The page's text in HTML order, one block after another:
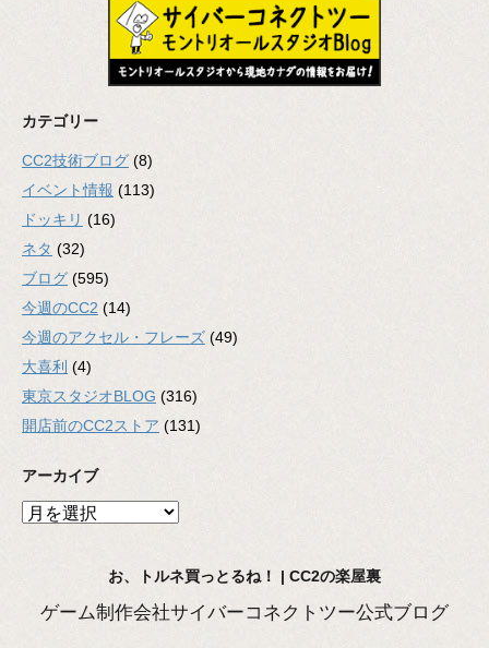
カテゴリー
CC2技術ブログ (8)
イベント情報 (113)
ドッキリ (16)
ネタ (32)
ブログ (595)
今週のCC2 (14)
今週のアクセル・フレーズ (49)
大喜利 (4)
東京スタジオBLOG (316)
開店前のCC2ストア (131)
アーカイブ
ア
お、トルネ買っとるね！ | CC2の楽屋裏
ゲーム制作会社サイバーコネクトツー公式ブログ